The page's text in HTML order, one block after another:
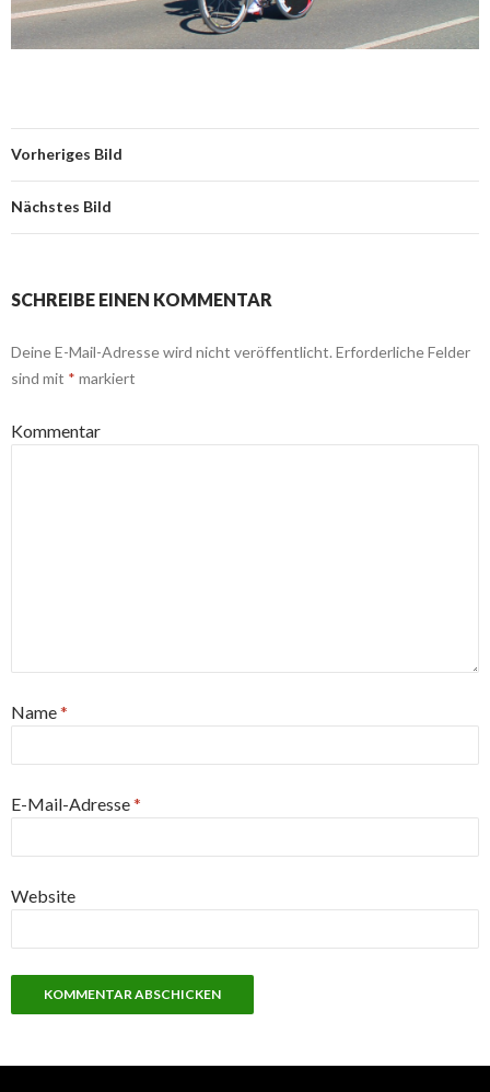
Vorheriges Bild
Nächstes Bild
SCHREIBE EINEN KOMMENTAR
Deine E-Mail-Adresse wird nicht veröffentlicht. Erforderliche Felder
sind mit * markiert
Kommentar
Name*
E-Mail-Adresse*
Website